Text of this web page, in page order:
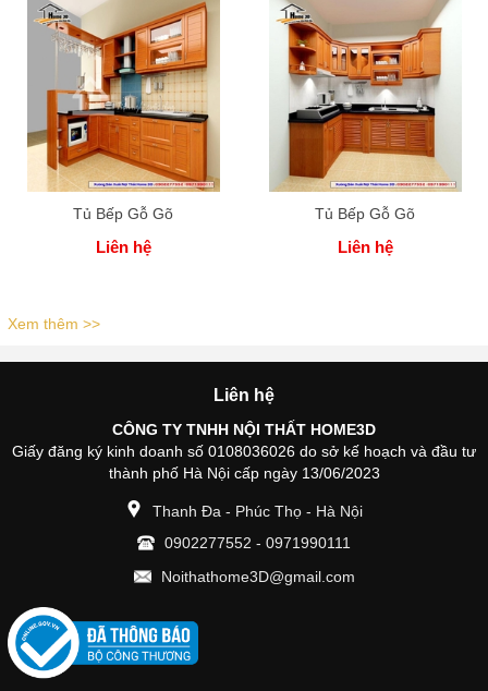
Tủ Bếp Gỗ Gõ
Liên hệ
Tủ Bếp Gỗ Gõ
Liên hệ
Xem thêm >>
Liên hệ
CÔNG TY TNHH NỘI THẤT HOME3D
Giấy đăng ký kinh doanh số 0108036026 do sở kế hoạch và đầu tư
thành phố Hà Nội cấp ngày 13/06/2023
Thanh Đa - Phúc Thọ - Hà Nội
0902277552 - 0971990111
Noithathome3D@gmail.com